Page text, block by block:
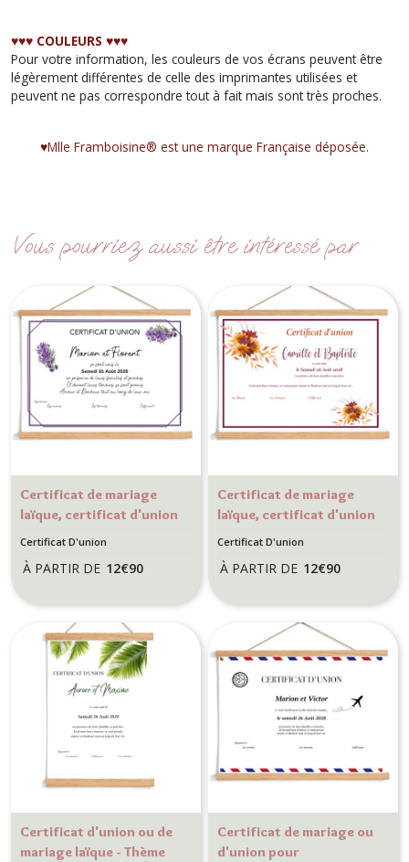
♥︎♥︎♥︎ COULEURS ♥︎♥︎♥︎
Pour votre information, les couleurs de vos écrans peuvent être
légèrement différentes de celle des imprimantes utilisées et
peuvent ne pas correspondre tout à fait mais sont très proches.
♥︎Mlle Framboisine® est une marque Française déposée.
Vous pourriez aussi être intéressé par
Certificat de mariage
laïque, certificat d'union
pour mariage provençal
Certificat D'union
À PARTIR DE 12€90
Certificat de mariage
laïque, certificat d'union
- Motif floral - Bouquet
Certificat D'union
À PARTIR DE 12€90
Certificat d'union ou de
mariage laïque - Thème
Certificat de mariage ou
d'union pour